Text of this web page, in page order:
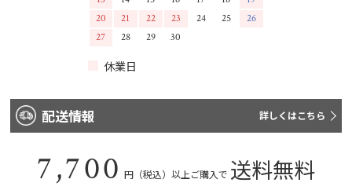
20
21 22 23 24 25
26
27
28 29 30
休業日
配送情報 詳しくはこちら
7,700 円（税込）以上ご購入で 送料無料